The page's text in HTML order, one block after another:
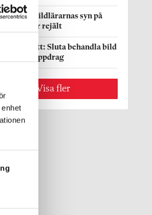
Bildlärarnas syn på
spretar rejält
Debatt: Sluta behandla bild
ett sidouppdrag
Visa fler